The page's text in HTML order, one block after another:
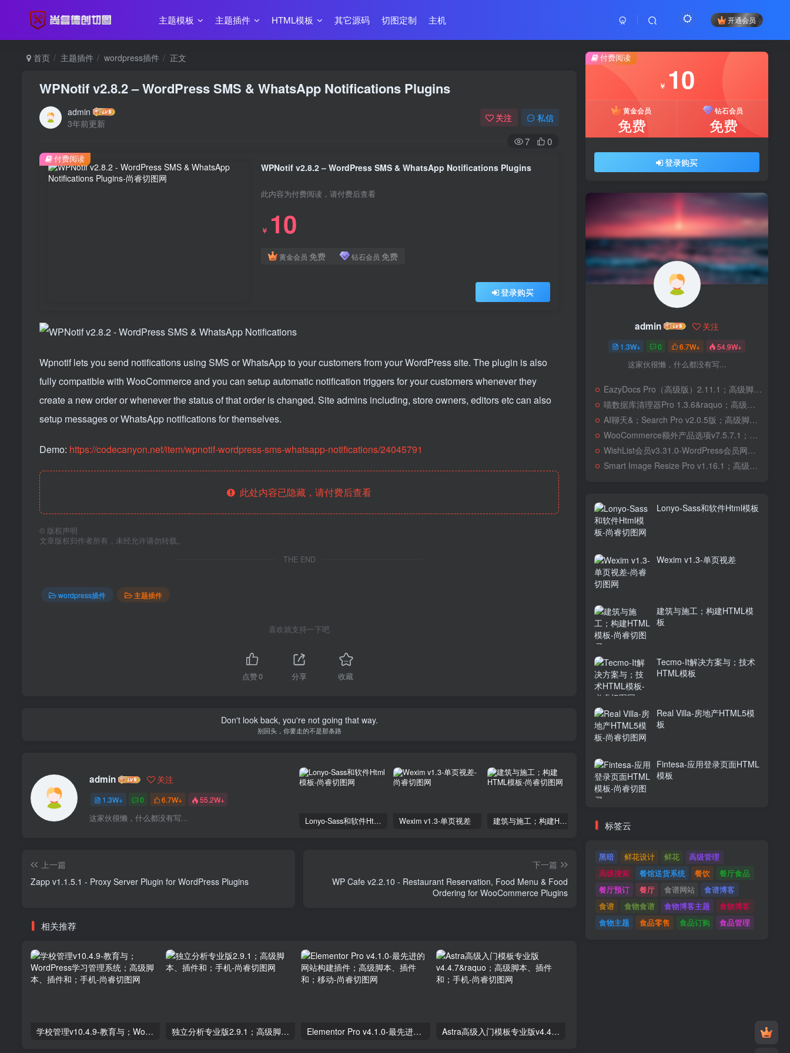
主题模板 主题插件 HTML模板 其它源码 切图定制 主机 开通会员
首页 主题插件 wordpress插件 正文
WPNotif v2.8.2 – WordPress SMS & WhatsApp Notifications Plugins
admin
3年前更新
关注 私信
7 0
WPNotif v2.8.2 – WordPress SMS & WhatsApp Notifications Plugins
此内容为付费阅读，请付费后查看
￥ 10
黄金会员 免费 钻石会员 免费
登录购买
付费阅读
Wpnotif lets you send notifications using SMS or WhatsApp to your customers from your WordPress site. The plugin is also
fully compatible with WooCommerce and you can setup automatic notification triggers for your customers whenever they
create a new order or whenever the status of that order is changed. Site admins including, store owners, editors etc can also
setup messages or WhatsApp notifications for themselves.
Demo: https://codecanyon.net/item/wpnotif-wordpress-sms-whatsapp-notifications/24045791
此处内容已隐藏，请付费后查看
© 版权声明
文章版权归作者所有，未经允许请勿转载。
THE END
wordpress插件 主题插件
喜欢就支持一下吧
点赞0 分享 收藏
Don't look back, you're not going that way.
别回头，你要走的不是那条路
admin 关注
1.3W+ 0 6.7W+ 55.2W+
这家伙很懒，什么都没有写... Lonyo-Sass和软件Html模板 Wexim v1.3-单页视差 建筑与施工；构建HTML模板
上一篇
Zapp v1.1.5.1 - Proxy Server Plugin for WordPress Plugins
下一篇
WP Cafe v2.2.10 - Restaurant Reservation, Food Menu & Food
Ordering for WooCommerce Plugins
相关推荐
学校管理v10.4.9-教育与；WordPress学习管理系统；高级脚本、插件和；手机 独立分析专业版2.9.1；高级脚本、插件和；手机 Elementor Pro v4.1.0-最先进的网站构建插件；高级脚本、插件和；移动 Astra高级入门模板专业版v4.4.7&raquo；高级脚本、插件和；手机
付费阅读
￥ 10
黄金会员
免费
钻石会员
免费
登录购买
admin 关注
1.3W+ 0 6.7W+ 54.9W+
这家伙很懒，什么都没有写...
EazyDocs Pro（高级版）2.11.1；高级脚本、插件和；移动
喵数据库清理器Pro 1.3.6&raquo；高级脚本、插件和；移动
AI聊天&；Search Pro v2.0.5版；高级脚本、插件和；移动
WooCommerce额外产品选项v7.5.7.1；高级脚本、插件和；移动
WishList会员v3.31.0-WordPress会员网站；高级脚本、插件和；移动
Smart Image Resize Pro v1.16.1；高级脚本、插件和；移动
Lonyo-Sass和软件Html模板
Wexim v1.3-单页视差
建筑与施工；构建HTML模
板
Tecmo-It解决方案与；技术
HTML模板
Real Villa-房地产HTML5模
板
Fintesa-应用登录页面HTML
模板
标签云
黑暗 鲜花设计 鲜花
高级管理
高级搜索
餐馆送货系统 餐饮
餐厅食品
餐厅预订
餐厅 食谱网站
食谱博客
食谱
食物食谱 食物博客主题
食物博客
食物主题
食品零售 食品订购 食品管理